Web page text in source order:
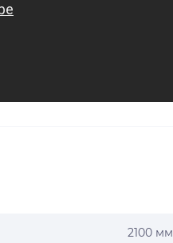
2100 мм